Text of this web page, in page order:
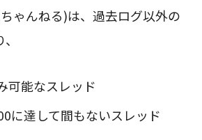
ゃんねる)は、過去ログ以外の
可能なスレッド
に達して間もないスレッド